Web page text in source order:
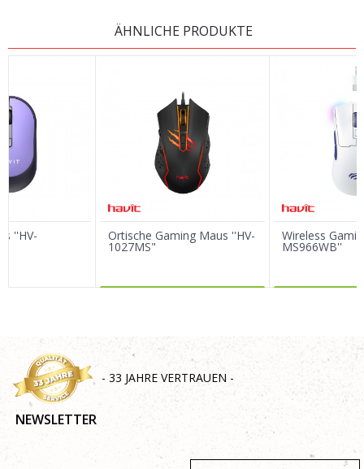
E-Mail
Nachricht
ÄHNLICHE PRODUKTE
''HV- Ortische Gaming Maus ''HV-
1027MS"
Wireless
MS966WB''
- 33 JAHRE VERTRAUEN -
NEWSLETTER